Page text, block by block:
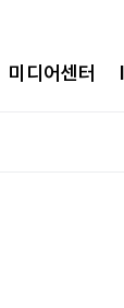
미디어센터